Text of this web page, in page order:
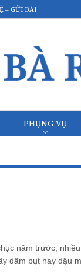
– GỬI BÀI
PHỤNG VỤ
năm trước,
dâm bụt hay dậu